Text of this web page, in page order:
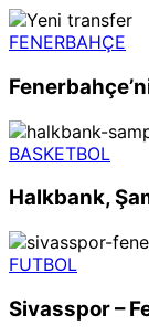
FENERBAHÇE
BASKETBOL
Halkbank,
FUTBOL
Sivasspor –